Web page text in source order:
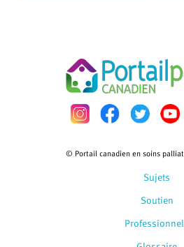
Sujets
Soutien
© Portail canadien en soins